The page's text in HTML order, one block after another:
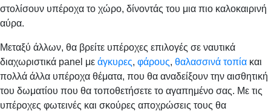
στολίσουν υπέροχα το χώρο, δίνοντάς του μια πιο καλοκαιρινή
αύρα.
Μεταξύ άλλων, θα βρείτε υπέροχες επιλογές σε ναυτικά
διαχωριστικά panel με άγκυρες, φάρους, θαλασσινά τοπία και
πολλά άλλα υπέροχα θέματα, που θα αναδείξουν την αισθητική
του δωματίου που θα τοποθετήσετε το αγαπημένο σας. Με τις
υπέροχες φωτεινές και σκούρες αποχρώσεις τους θα